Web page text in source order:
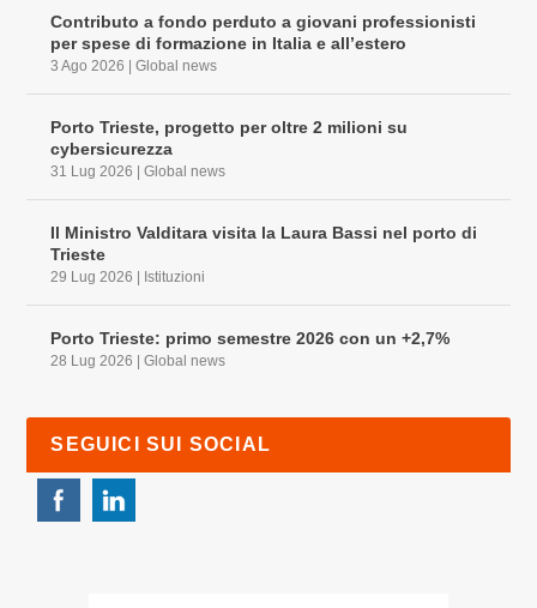
Contributo a fondo perduto a giovani professionisti
per spese di formazione in Italia e all’estero
3 Ago 2026 |Global news
Porto Trieste, progetto per oltre 2 milioni su
cybersicurezza
31 Lug 2026 |Global news
Il Ministro Valditara visita la Laura Bassi nel porto di
Trieste
29 Lug 2026 Istituzioni
Porto Trieste: primo semestre 2026 con un +2,7%
28 Lug 2026 |Global news
SEGUICI SUI SOCIAL